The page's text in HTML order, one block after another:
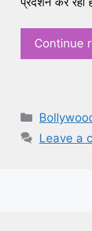
Continue
Leave a